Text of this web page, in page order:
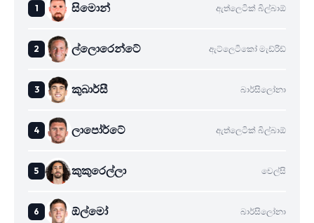
සිමොන් ඇත්ලෙටික් බිල්බාඕ
ල්ලොරෙන්ටේ ඇට්ලෙටිකෝ මැඩ්රිඩ්
කුබාර්සී බාර්සිලෝනා
ලාපෝර්ටේ ඇත්ලෙටික් බිල්බාඕ
කුකුරෙල්ලා චෙල්සි
ඕල්මෝ බාර්සිලෝනා